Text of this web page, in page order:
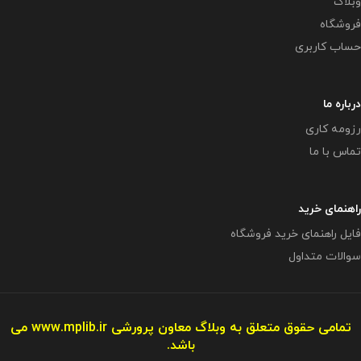
فروشگاه
حساب کاربری
درباره ما
رزومه کاری
تماس با ما
راهنمای خرید
فایل راهنمای خرید فروشگاه
سوالات متداول
تمامی حقوق متعلق به وبلاگ معاون پرورشیwww.mplib.ir می
باشد.